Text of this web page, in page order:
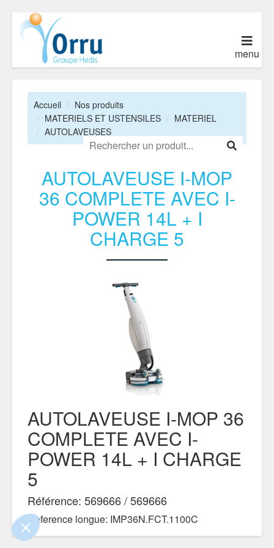
que le contenu de ce site vous intéresse
on aimerait bien vous accompagner
certifiés par
Je choisis OK pour moi
menu
Accueil
Nos produits
MATERIELS ET USTENSILES
MATERIEL
AUTOLAVEUSES
AUTOLAVEUSE I-MOP
36 COMPLETE AVEC I-
POWER 14L + I
CHARGE 5
AUTOLAVEUSE I-MOP 36
COMPLETE AVEC I-
POWER 14L + I CHARGE
5
Référence: 569666 / 569666
Reference longue: IMP36N.FCT.1100C
DOCUMENTS